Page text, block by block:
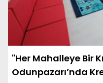
"Her Mahalleye Bir
Odunpazarı’nda